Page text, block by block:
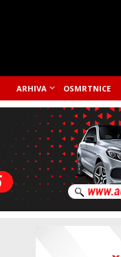
ARHIVA OSMRTNICE